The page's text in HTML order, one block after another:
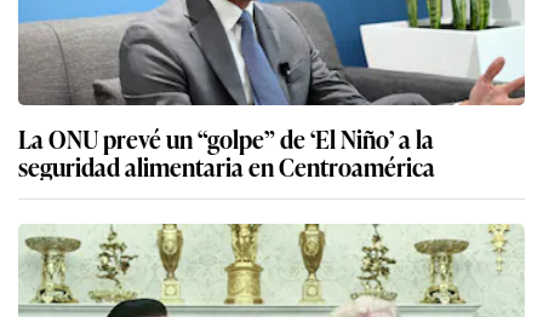
La ONU prevé un “golpe” de ‘El Niño’ a la
seguridad alimentaria en Centroamérica